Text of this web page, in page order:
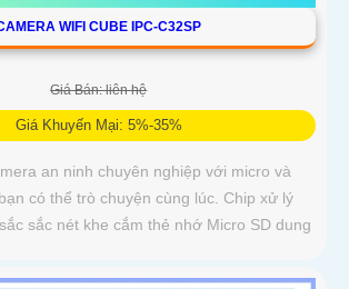
WIFI CUBE IPC-C32SP
Giá Bán: liên hệ
Giá Khuyến Mại: 5%-35%
an ninh chuyên nghiệp với micro và
có thể trò chuyện cùng lúc. Chip xử lý
sắc nét khe cắm thẻ nhớ Micro SD dung